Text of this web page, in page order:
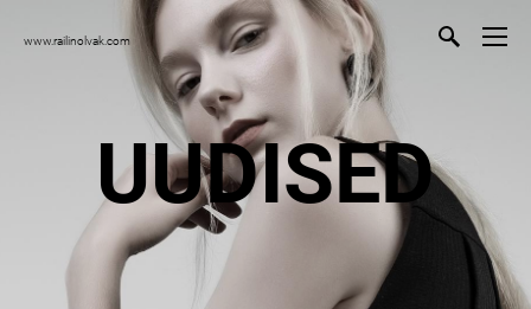
www.railinolvak.com
UUDISED